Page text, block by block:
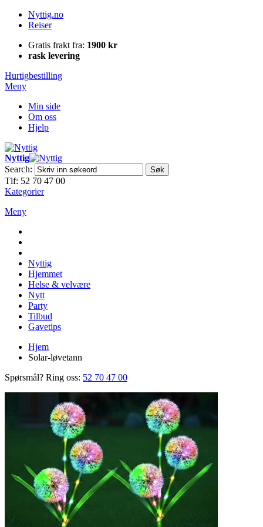
Nyttig.no
Reiser
Gratis frakt fra: 1900 kr
rask levering
Hurtigbestilling
Meny
Min side
Om oss
Hjelp
Nyttig
Search:
Søk
Tlf: 52 70 47 00
Kategorier
Meny
Nyttig
Hjemmet
Helse & velvære
Nytt
Party
Tilbud
Gavetips
Hjem
Solar-løvetann
Spørsmål? Ring oss: 52 70 47 00